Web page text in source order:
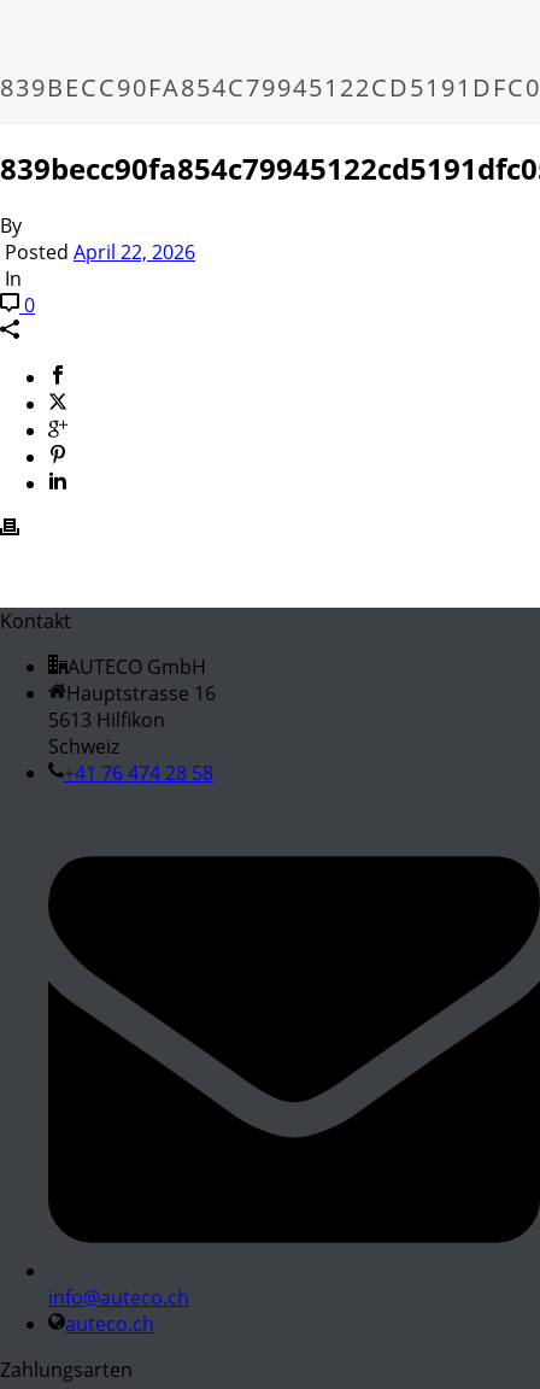
By
Posted April 22, 2026
In
0
Kontakt
AUTECO GmbH
Hauptstrasse 16
5613 Hilfikon
Schweiz
+41 76 474 28 58
info@auteco.ch
auteco.ch
Zahlungsarten